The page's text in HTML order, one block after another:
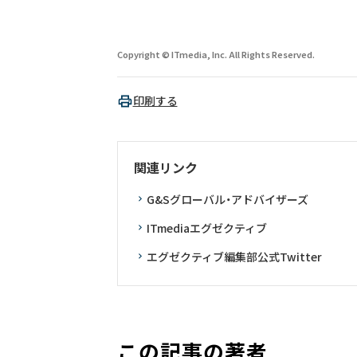
Copyright © ITmedia, Inc. All Rights Reserved.
印刷する
関連リンク
G&Sグローバル・アドバイザーズ
ITmediaエグゼクティブ
エグゼクティブ編集部公式Twitter
この記事の著者